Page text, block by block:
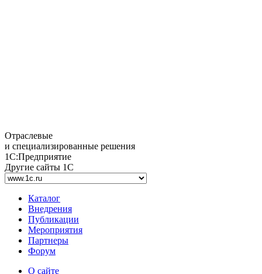
Отраслевые
и специализированные решения
1С:Предприятие
Другие сайты 1С
Каталог
Внедрения
Публикации
Мероприятия
Партнеры
Форум
О сайте